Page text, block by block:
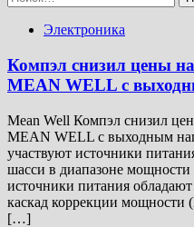
Электроника
Компэл снизил цены
MEAN WELL с
Mean Well Компэл снизил
MEAN WELL с выходным
участвуют источники
шасси в диапазоне
источники питания
каскад коррекции
[…]